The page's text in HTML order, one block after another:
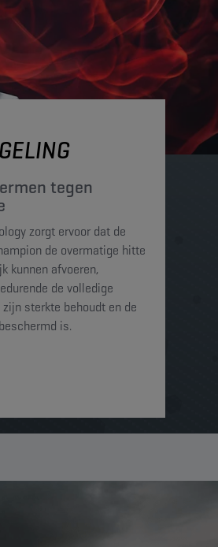
tegen
zorgt ervoor dat de
de overmatige hitte
kunnen afvoeren,
de volledige
sterkte behoudt en de
is.